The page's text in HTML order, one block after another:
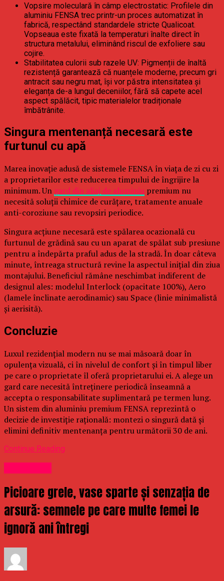
Vopsire moleculară în câmp electrostatic: Profilele din
aluminiu FENSA trec printr-un proces automatizat în
fabrică, respectând standardele stricte Qualicoat.
Vopseaua este fixată la temperaturi înalte direct în
structura metalului, eliminând riscul de exfoliere sau
cojire.
Stabilitatea culorii sub razele UV: Pigmenții de înaltă
rezistență garantează că nuanțele moderne, precum gri
antracit sau negru mat, își vor păstra intensitatea și
eleganța de-a lungul deceniilor, fără să capete acel
aspect spălăcit, tipic materialelor tradiționale
îmbătrânite.
Singura mentenanță necesară este
furtunul cu apă
Marea inovație adusă de sistemele FENSA în viața de zi cu zi
a proprietarilor este reducerea timpului de îngrijire la
minimum. Un gard din aliaj de aluminiu premium nu
necesită soluții chimice de curățare, tratamente anuale
anti-coroziune sau revopsiri periodice.
Singura acțiune necesară este spălarea ocazională cu
furtunul de grădină sau cu un aparat de spălat sub presiune
pentru a îndepărta praful adus de la stradă. În doar câteva
minute, întreaga structură revine la aspectul inițial din ziua
montajului. Beneficiul rămâne neschimbat indiferent de
designul ales: modelul Interlock (opacitate 100%), Aero
(lamele înclinate aerodinamic) sau Space (linie minimalistă
și aerisită).
Concluzie
Luxul rezidențial modern nu se mai măsoară doar în
opulența vizuală, ci în nivelul de confort și în timpul liber
pe care o proprietate îl oferă proprietarului ei. A alege un
gard care necesită întreținere periodică înseamnă a
accepta o responsabilitate suplimentară pe termen lung.
Un sistem din aluminiu premium FENSA reprezintă o
decizie de investiție rațională: montezi o singură dată și
elimini definitiv mentenanța pentru următorii 30 de ani.
Continue Reading
Picioare grele, vase sparte și senzația de
arsură: semnele pe care multe femei le
ignoră ani întregi